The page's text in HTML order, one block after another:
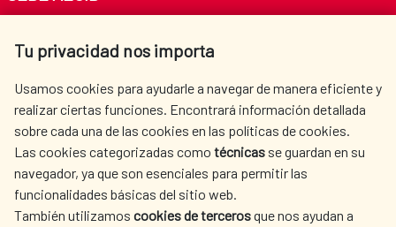
Tu privacidad nos importa
Usamos cookies para ayudarle a navegar de manera eficiente y
realizar ciertas funciones. Encontrará información detallada
sobre cada una de las cookies en las políticas de cookies.
Las cookies categorizadas como técnicas se guardan en su
navegador, ya que son esenciales para permitir las
funcionalidades básicas del sitio web.
También utilizamos cookies de tercerosque nos ayudan a
Tel. +34 900 20 30 54​​​​​​​
AECID
OÙ NOUS COOPÉRONS
L'ACTION HUMANITAIRE
ESPAGNOLE
SALLE DE PRESSE
CULTURE ET SCIENCE BIBLIOTHÈQUE